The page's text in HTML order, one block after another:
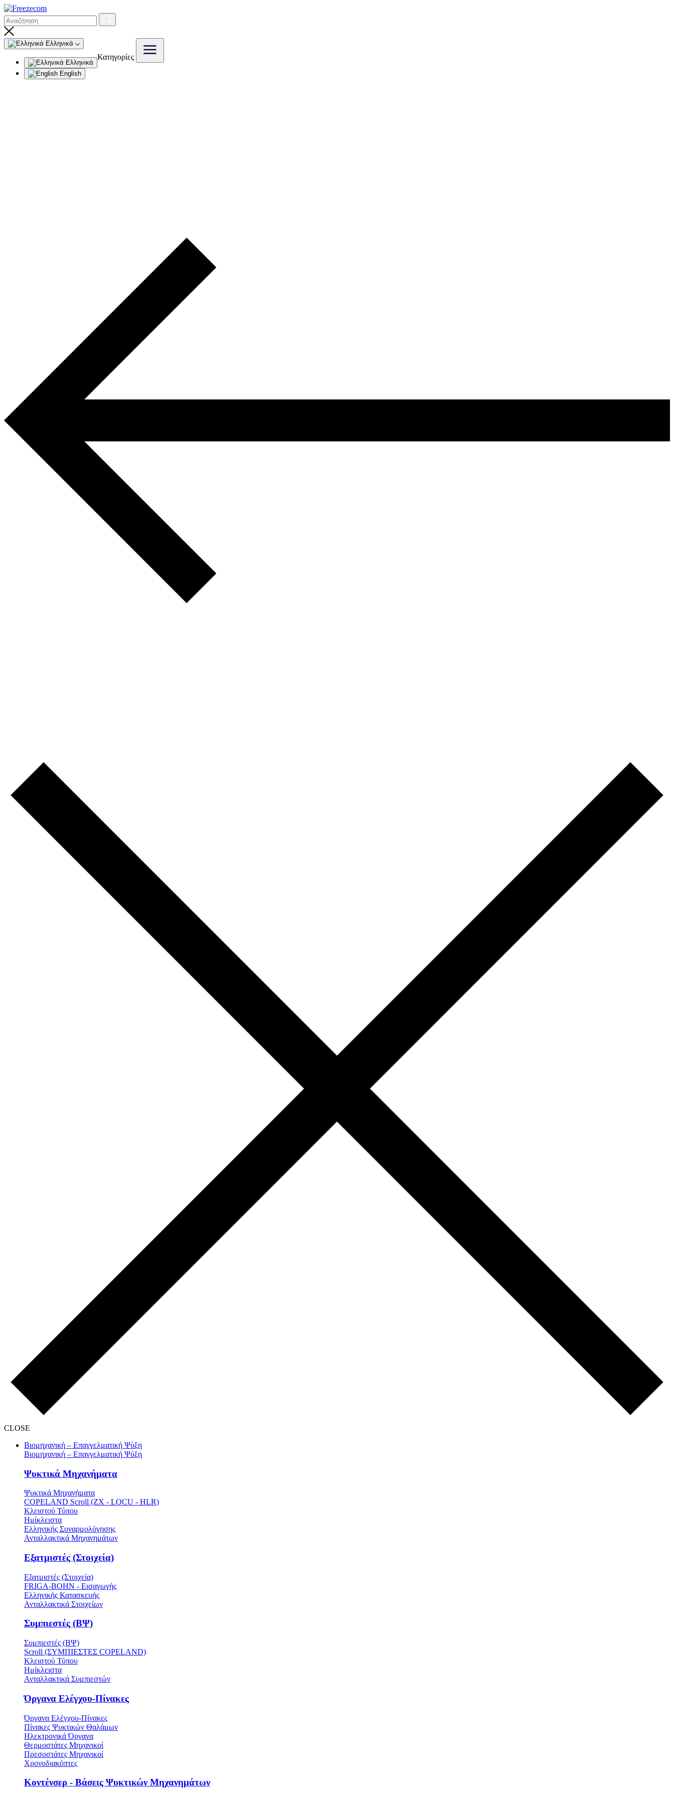
Ελληνικά
Ελληνικά
English
Κατηγορίες
CLOSE
Βιομηχανική – Επαγγελματική Ψύξη
Βιομηχανική – Επαγγελματική Ψύξη
Ψυκτικά Μηχανήματα
Ψυκτικά Μηχανήματα
COPELAND Scroll (ZX - LOCU - HLR)
Κλειστού Τύπου
Ημίκλειστα
Ελληνικής Συναρμολόγησης
Ανταλλακτικά Μηχανημάτων
Εξατμιστές (Στοιχεία)
Εξατμιστές (Στοιχεία)
FRIGA-BOHN - Εισαγωγής
Ελληνικής Κατασκευής
Ανταλλακτικά Στοιχείων
Συμπιεστές (ΒΨ)
Συμπιεστές (ΒΨ)
Scroll (ΣΥΜΠΙΕΣΤΕΣ COPELAND)
Κλειστού Τύπου
Ημίκλειστα
Ανταλλακτικά Συμπιεστών
Όργανα Ελέγχου-Πίνακες
Όργανα Ελέγχου-Πίνακες
Πίνακες Ψυκτικών Θαλάμων
Ηλεκτρονικά Όργανα
Θερμοστάτες Μηχανικοί
Πρεσοστάτες Μηχανικοί
Χρονοδιακόπτες
Κοντένσερ - Βάσεις Ψυκτικών Μηχανημάτων